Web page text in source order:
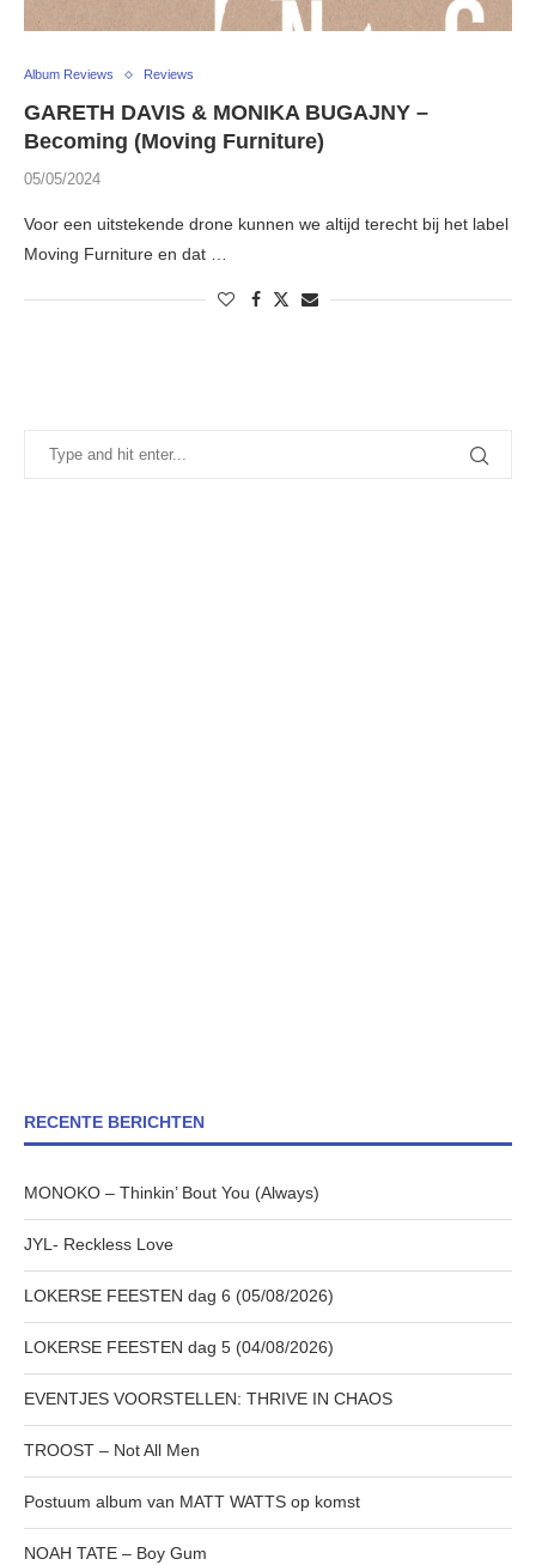
Album Reviews Reviews
GARETH DAVIS & MONIKA BUGAJNY –
Becoming (Moving Furniture)
05/05/2024
Voor een uitstekende drone kunnen we altijd terecht bij het label
Moving Furniture en dat …
RECENTE BERICHTEN
MONOKO – Thinkin’ Bout You (Always)
JYL- Reckless Love
LOKERSE FEESTEN dag 6 (05/08/2026)
LOKERSE FEESTEN dag 5 (04/08/2026)
EVENTJES VOORSTELLEN: THRIVE IN CHAOS
TROOST – Not All Men
Postuum album van MATT WATTS op komst
NOAH TATE – Boy Gum